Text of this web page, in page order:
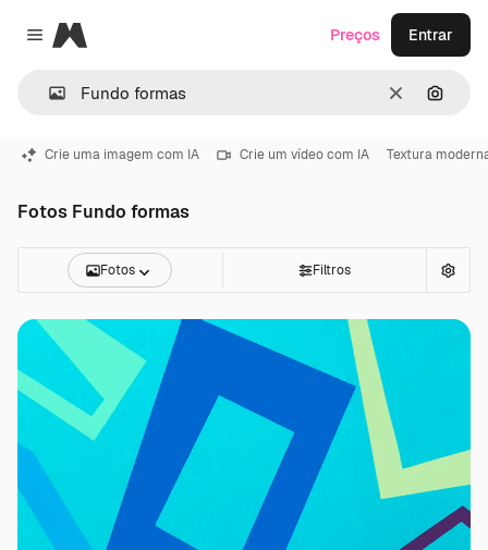
Close menu
Magnific
Limpar
Preços Entrar
Crie uma imagem com IA Crie um vídeo com IA Textura
Fotos Fundo formas
Fotos Filtros